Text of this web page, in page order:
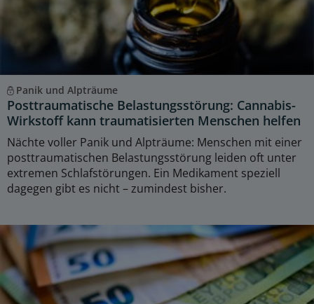
Panik und Alpträume
Posttraumatische Belastungsstörung: Cannabis-
Wirkstoff kann traumatisierten Menschen helfen
Nächte voller Panik und Alpträume: Menschen mit einer
posttraumatischen Belastungsstörung leiden oft unter
extremen Schlafstörungen. Ein Medikament speziell
dagegen gibt es nicht – zumindest bisher.